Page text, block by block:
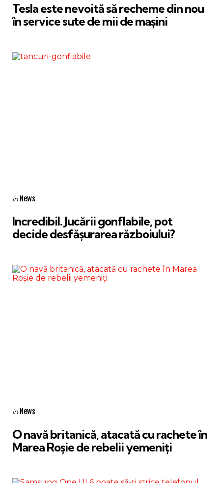
Tesla este nevoită să recheme din nou
în service sute de mii de mașini
Categories
Posted
in News
Incredibil. Jucării gonflabile, pot
decide desfășurarea războiului?
Categories
Posted
in News
O navă britanică, atacată cu rachete în
Marea Roșie de rebelii yemeniți